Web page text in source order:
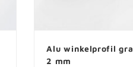
Alu winkelprofil
2 mm